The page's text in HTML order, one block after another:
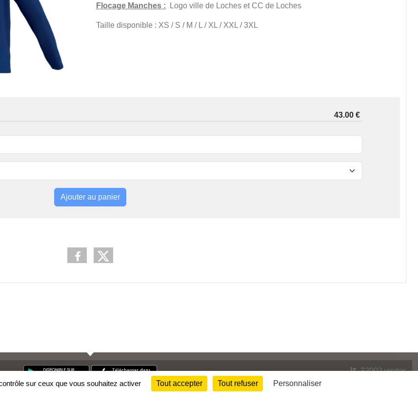
Flocage Manches : Logo ville de Loches et CC de Loches
Taille disponible : XS / S / M / L / XL / XXL / 3XL
Ajouter au panier
32002visites
sur ceux que vous souhaitez activer Tout accepter Tout refuser Personnaliser